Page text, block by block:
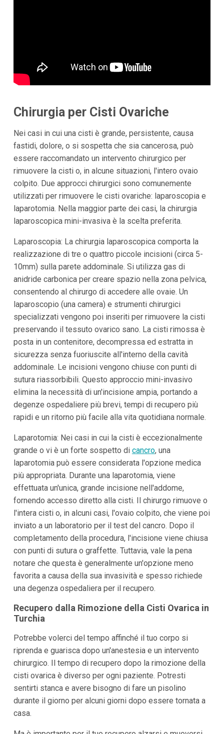
Chirurgia per Cisti Ovariche
Nei casi in cui una cisti è grande, persistente, causa
fastidi, dolore, o si sospetta che sia cancerosa, può
essere raccomandato un intervento chirurgico per
rimuovere la cisti o, in alcune situazioni, l'intero ovaio
colpito. Due approcci chirurgici sono comunemente
utilizzati per rimuovere le cisti ovariche: laparoscopia e
laparotomia. Nella maggior parte dei casi, la chirurgia
laparoscopica mini-invasiva è la scelta preferita.
Laparoscopia: La chirurgia laparoscopica comporta la
realizzazione di tre o quattro piccole incisioni (circa 5-
10mm) sulla parete addominale. Si utilizza gas di
anidride carbonica per creare spazio nella zona pelvica,
consentendo al chirurgo di accedere alle ovaie. Un
laparoscopio (una camera) e strumenti chirurgici
specializzati vengono poi inseriti per rimuovere la cisti
preservando il tessuto ovarico sano. La cisti rimossa è
posta in un contenitore, decompressa ed estratta in
sicurezza senza fuoriuscite all'interno della cavità
addominale. Le incisioni vengono chiuse con punti di
sutura riassorbibili. Questo approccio mini-invasivo
elimina la necessità di un'incisione ampia, portando a
degenze ospedaliere più brevi, tempi di recupero più
rapidi e un ritorno più facile alla vita quotidiana normale.
Laparotomia: Nei casi in cui la cisti è eccezionalmente
grande o vi è un forte sospetto di cancro, una
laparotomia può essere considerata l'opzione medica
più appropriata. Durante una laparotomia, viene
effettuata un'unica, grande incisione nell'addome,
fornendo accesso diretto alla cisti. Il chirurgo rimuove o
l'intera cisti o, in alcuni casi, l'ovaio colpito, che viene poi
inviato a un laboratorio per il test del cancro. Dopo il
completamento della procedura, l'incisione viene chiusa
con punti di sutura o graffette. Tuttavia, vale la pena
notare che questa è generalmente un'opzione meno
favorita a causa della sua invasività e spesso richiede
una degenza ospedaliera per il recupero.
Recupero dalla Rimozione della Cisti Ovarica in
Turchia
Potrebbe volerci del tempo affinché il tuo corpo si
riprenda e guarisca dopo un'anestesia e un intervento
chirurgico. Il tempo di recupero dopo la rimozione della
cisti ovarica è diverso per ogni paziente. Potresti
sentirti stanca e avere bisogno di fare un pisolino
durante il giorno per alcuni giorni dopo essere tornata a
casa.